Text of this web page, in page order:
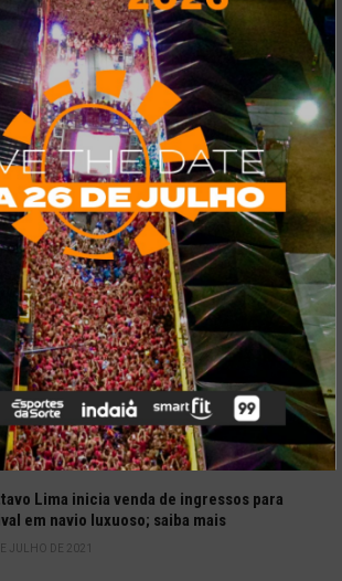
neste navegador para a próxima vez que eu
COMMENTS RECENTES
a programação completa do São João de
2022
JULHO DE 2022
5 restaurantes temáticos em Fortaleza
visitar neste feriado
SETEMBRO DE 2021
Lima inicia venda de ingressos para
em navio luxuoso; saiba mais
JULHO DE 2021